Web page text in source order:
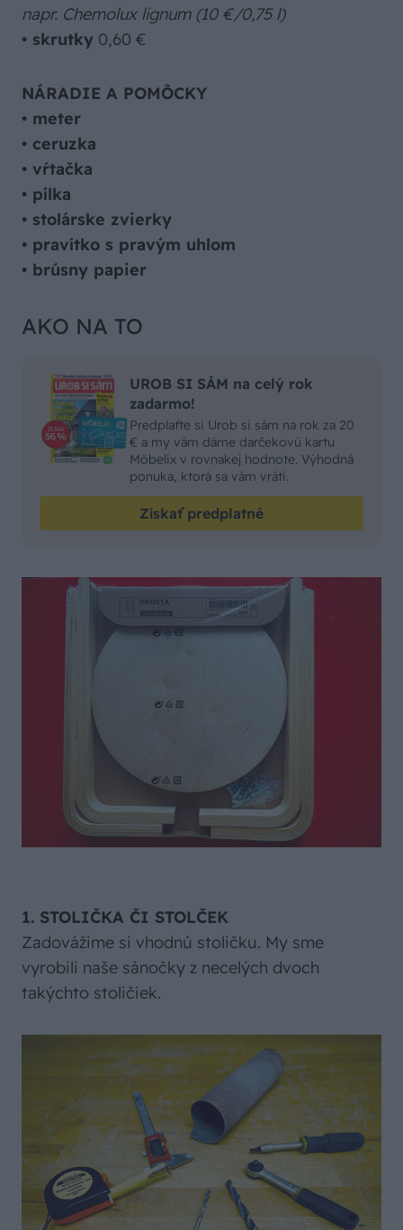
napr. Chemolux lignum (10 €/0,75 l)
• skrutky 0,60 €
NÁRADIE A POMÔCKY
• meter
• ceruzka
• vŕtačka
• pílka
• stolárske zvierky
• pravítko s pravým uhlom
• brúsny papier
AKO NA TO
UROB SI SÁM na celý rok
zadarmo!
Predplaťte si Urob si sám na rok za 20
€ a my vám dáme darčekovú kartu
Möbelix v rovnakej hodnote. Výhodná
ponuka, ktorá sa vám vráti.
Získať predplatné
1. STOLIČKA ČI STOLČEK
Zadovážime si vhodnú stoličku. My sme
vyrobili naše sánočky z necelých dvoch
takýchto stoličiek.